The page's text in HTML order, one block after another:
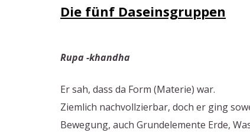
Die fünf Daseinsgruppen
Rupa -khandha
Er sah, dass da Form (Materie) war.
Ziemlich nachvollzierbar, doch er ging
Bewegung, auch Grundelemente Erde,